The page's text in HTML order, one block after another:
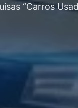
“Carros